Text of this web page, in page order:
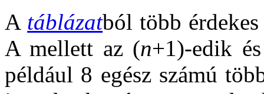
A táblázatból több
A mellett az (n+1)-edik
például 8 egész számú